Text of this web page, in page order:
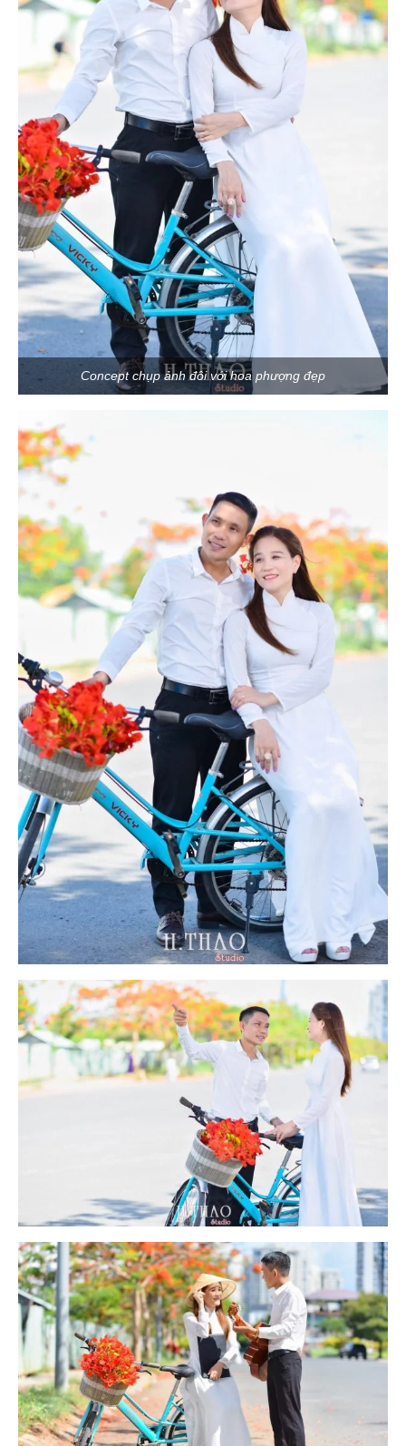
Concept chụp ảnh đôi với hoa phượng đẹp